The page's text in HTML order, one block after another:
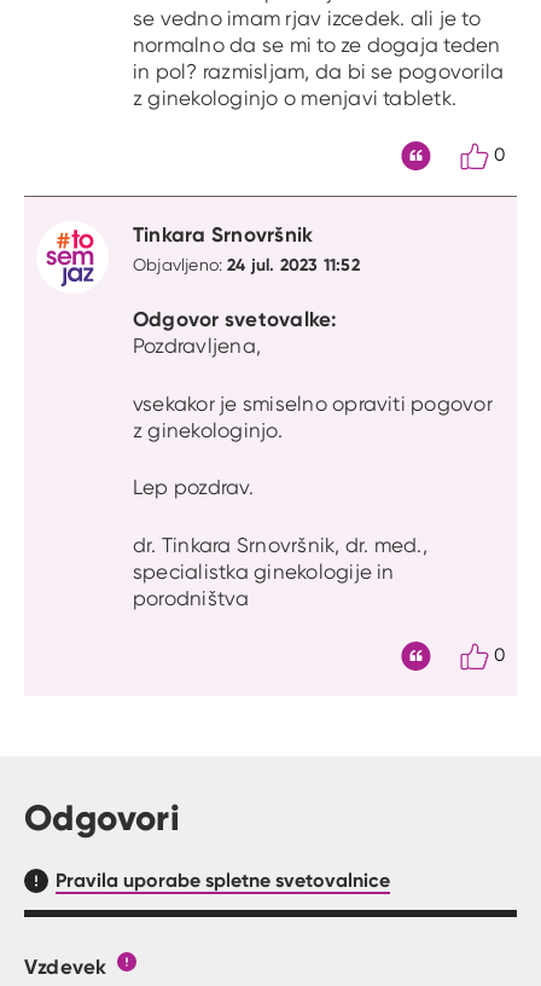
se vedno imam rjav izcedek. ali je to
normalno da se mi to ze dogaja teden
in pol? razmisljam, da bi se pogovorila
z ginekologinjo o menjavi tabletk.
0
Tinkara Srnovršnik
Objavljeno:24 jul. 2023 11:52
Odgovor svetovalke:
Pozdravljena,
vsekakor je smiselno opraviti pogovor
z ginekologinjo.
Lep pozdrav.
dr. Tinkara Srnovršnik, dr. med.,
specialistka ginekologije in
porodništva
0
Odgovori
Pravila uporabe spletne svetovalnice
Obrazec, kjer lahko zastaviš vprašanje
Vzdevek